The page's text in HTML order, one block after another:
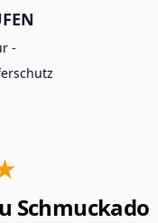
-
Schmuckado